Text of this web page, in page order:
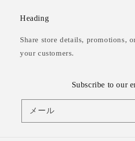
Heading
Share store details, promotions,
your customers.
Subscribe to our
メール